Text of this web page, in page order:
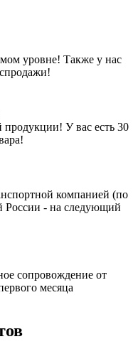
уровне! Также у нас
У вас есть 30
компанией (по
- на следующий
сопровождение от
месяца